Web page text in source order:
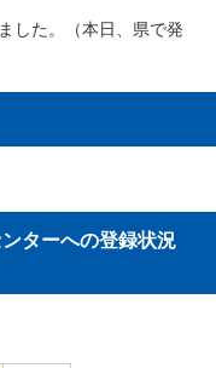
した。（本日、県で発
ターへの登録状況